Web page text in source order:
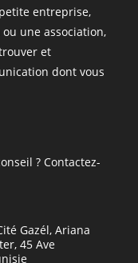
entreprise,
une association,
et
dont vous
? Contactez-
Gazél, Ariana
45 Ave